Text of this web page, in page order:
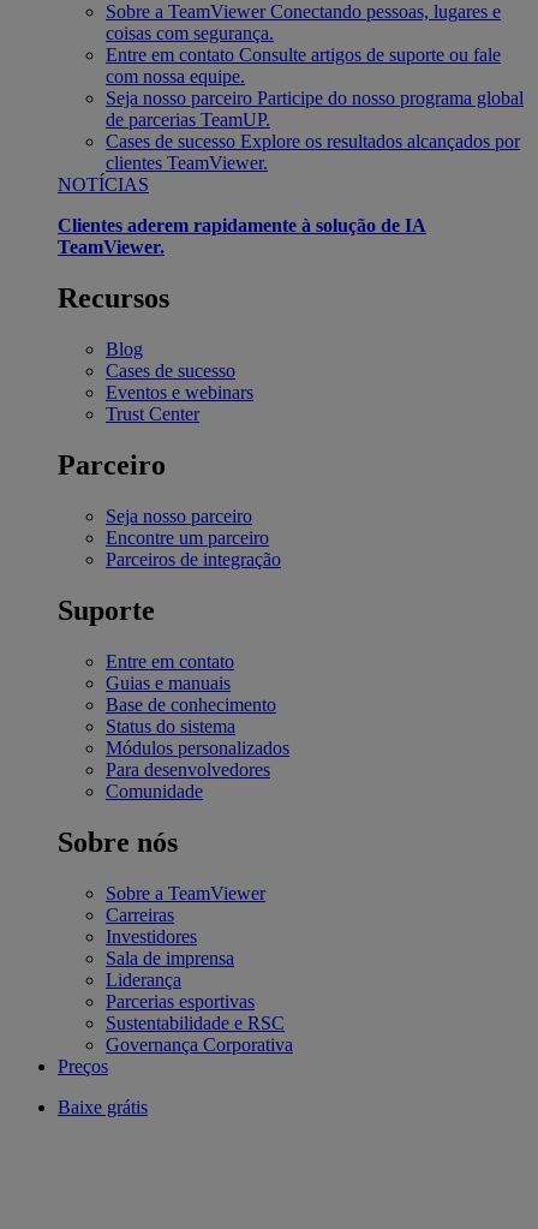
Sobre a TeamViewer Conectando pessoas, lugares e
coisas com segurança.
Entre em contato Consulte artigos de suporte ou fale
com nossa equipe.
Seja nosso parceiro Participe do nosso programa global
de parcerias TeamUP.
Cases de sucesso Explore os resultados alcançados por
clientes TeamViewer.
NOTÍCIAS
Clientes aderem rapidamente à solução de IA
TeamViewer.
Recursos
Blog
Cases de sucesso
Eventos e webinars
Trust Center
Parceiro
Seja nosso parceiro
Encontre um parceiro
Parceiros de integração
Suporte
Entre em contato
Guias e manuais
Base de conhecimento
Status do sistema
Módulos personalizados
Para desenvolvedores
Comunidade
Sobre nós
Sobre a TeamViewer
Carreiras
Investidores
Sala de imprensa
Liderança
Parcerias esportivas
Sustentabilidade e RSC
Governança Corporativa
Preços
Baixe grátis